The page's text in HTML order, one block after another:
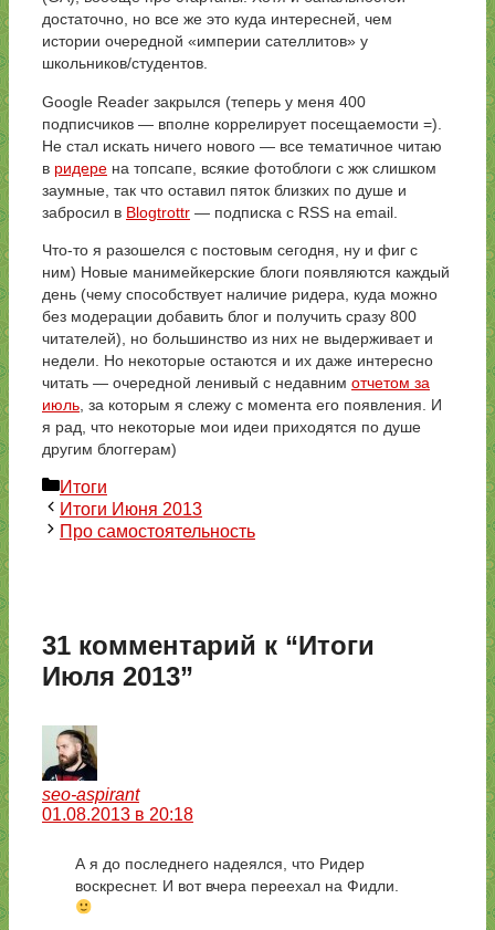
достаточно, но все же это куда интересней, чем
истории очередной «империи сателлитов» у
школьников/студентов.
Google Reader закрылся (теперь у меня 400
подписчиков — вполне коррелирует посещаемости =).
Не стал искать ничего нового — все тематичное читаю
в ридере на топсапе, всякие фотоблоги с жж слишком
заумные, так что оставил пяток близких по душе и
забросил в Blogtrottr — подписка c RSS на email.
Что-то я разошелся с постовым сегодня, ну и фиг с
ним) Новые манимейкерские блоги появляются каждый
день (чему способствует наличие ридера, куда можно
без модерации добавить блог и получить сразу 800
читателей), но большинство из них не выдерживает и
недели. Но некоторые остаются и их даже интересно
читать — очередной ленивый с недавним отчетом за
июль , за которым я слежу с момента его появления. И
я рад, что некоторые мои идеи приходятся по душе
другим блоггерам)
Рубрики
Итоги
Итоги Июня 2013
Про самостоятельность
31 комментарий к “Итоги
Июля 2013”
seo-aspirant
01.08.2013 в 20:18
А я до последнего надеялся, что Ридер
воскреснет. И вот вчера переехал на Фидли.